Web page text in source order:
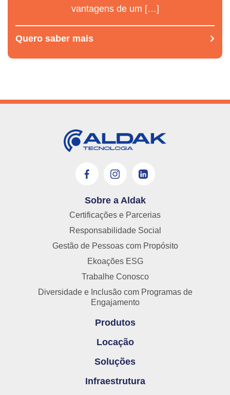
vantagens de um […]
Quero saber mais
Sobre a Aldak
Certificações e Parcerias
Responsabilidade Social
Gestão de Pessoas com Propósito
Ekoações ESG
Trabalhe Conosco
Diversidade e Inclusão com Programas de
Engajamento
Produtos
Locação
Soluções
Infraestrutura